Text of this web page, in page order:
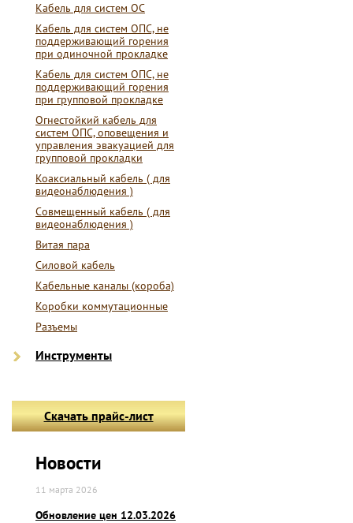
Кабель для систем ОС
Кабель для систем ОПС, не
поддерживающий горения
при одиночной прокладке
Кабель для систем ОПС, не
поддерживающий горения
при групповой прокладке
Огнестойкий кабель для
систем ОПС, оповещения и
управления эвакуацией для
групповой прокладки
Коаксиальный кабель ( для
видеонаблюдения )
Совмещенный кабель ( для
видеонаблюдения )
Витая пара
Силовой кабель
Кабельные каналы (короба)
Коробки коммутационные
Разъемы
Инструменты
Скачать прайс-лист
Новости
11 марта 2026
Обновление цен 12.03.2026